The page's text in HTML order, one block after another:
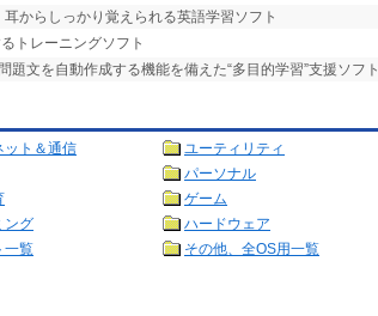
からしっかり覚えられる英語学習ソフト
トレーニングソフト
題文を自動作成する機能を備えた“多目的学習”支援ソフト
ット＆通信
ユーティリティ
パーソナル
ゲーム
ング
ハードウェア
一覧 その他、全OS用一覧